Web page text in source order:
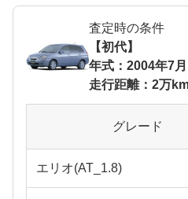
査定時の条件
【初代】
年式：2004年7月
走行距離：2万
グレード
エリオ(AT_1.8)